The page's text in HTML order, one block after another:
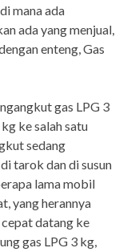
mana ada
ada yang menjual,
enteng, Gas
gas LPG 3
ke salah satu
sedang
tarok dan di susun
lama mobil
yang herannya
datang ke
gas LPG 3 kg,